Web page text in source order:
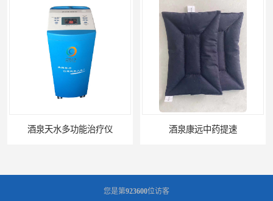
酒泉天水多功能治疗仪 酒泉康远中药提速
您是第923600位访客